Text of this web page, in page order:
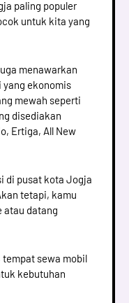
paling populer
untuk kita yang
menawarkan
yang ekonomis
mewah seperti
disediakan
Ertiga, All New
di pusat kota Jogja
tetapi, kamu
atau datang
tempat sewa mobil
kebutuhan